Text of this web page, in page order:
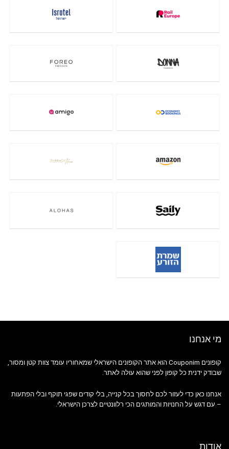
מי אנחנו
קופונים Couponim הוא אתר הקופונים הישראלי שמאחוריו עומד צוות קטן ומסור,
שבודק ידנית כל קופון לפני שהוא עולה לאתר.
אנחנו כאן כדי לעזור לכם לחסוך בכל קנייה, בלי קודים שפגי תוקף ובלי הפתעות
– עם דגש על החנויות והמותגים הכי רלוונטיים לצרכן הישראלי.
אודות